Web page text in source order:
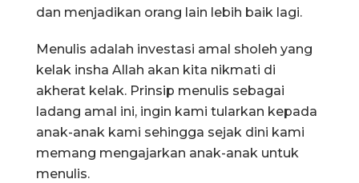
dan menjadikan orang lain lebih baik lagi.
Menulis adalah investasi amal sholeh yang
kelak insha Allah akan kita nikmati di
akherat kelak. Prinsip menulis sebagai
ladang amal ini, ingin kami tularkan kepada
anak-anak kami sehingga sejak dini kami
memang mengajarkan anak-anak untuk
menulis.